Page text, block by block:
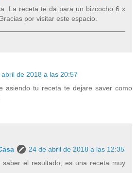
La receta te da para un bizcocho 6 x
por visitar este espacio.
de 2018 a las 20:57
asiendo tu receta te dejare saver como
24 de abril de 2018 a las 12:35
saber el resultado, es una receta muy